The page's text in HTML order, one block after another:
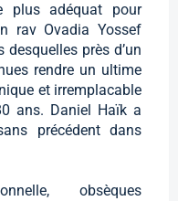
plus adéquat pour
rav Ovadia Yossef
près d’un
rendre un ultime
et irremplacable
ans. Daniel Haïk a
précédent dans
obsèques